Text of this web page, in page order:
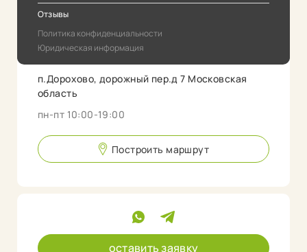
Отзывы
Политика конфиденциальности
Юридическая информация
п.Дорохово, дорожный пер.д 7 Московская
область
пн-пт 10:00-19:00
Построить маршрут
оставить заявку